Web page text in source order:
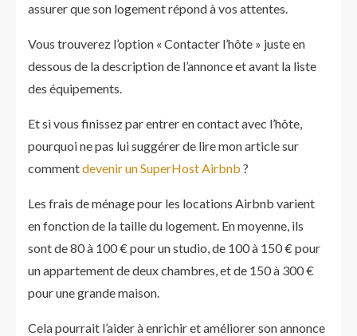
assurer que son logement répond à vos attentes.
Vous trouverez l’option « Contacter l’hôte » juste en
dessous de la description de l’annonce et avant la liste
des équipements.
Et si vous finissez par entrer en contact avec l’hôte,
pourquoi ne pas lui suggérer de lire mon article sur
commentdevenir un SuperHost Airbnb ?
Les frais de ménage pour les locations Airbnb varient
en fonction de la taille du logement. En moyenne, ils
sont de 80 à 100 € pour un studio, de 100 à 150 € pour
un appartement de deux chambres, et de 150 à 300 €
pour une grande maison.
Cela pourrait l’aider à enrichir et améliorer son annonce